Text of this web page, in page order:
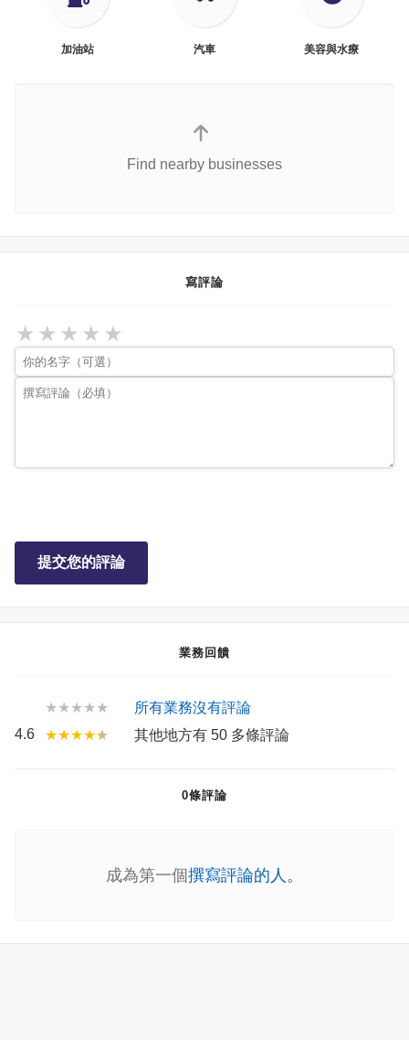
加油站 汽車 美容與水療
Find nearby businesses
寫評論
★
★
★
★
★
提交您的評論
業務回饋
★★★★★
所有業務沒有評論
4.6
★★★★★ 其他地方有 50 多條評論
0條評論
成為第一個撰寫評論的人。